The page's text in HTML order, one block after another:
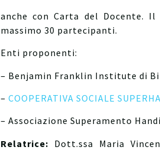
anche con Carta del Docente.
massimo 30 partecipanti.
Enti proponenti:
– Benjamin Franklin Institute di
–COOPERATIVA SOCIALE
– Associazione Superamento
Relatrice: Dott.ssa Maria